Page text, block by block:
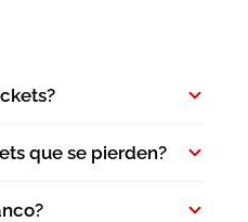
que se pierden?